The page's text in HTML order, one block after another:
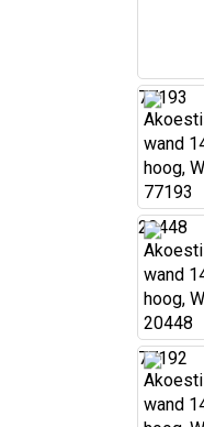
77193
20448
77192